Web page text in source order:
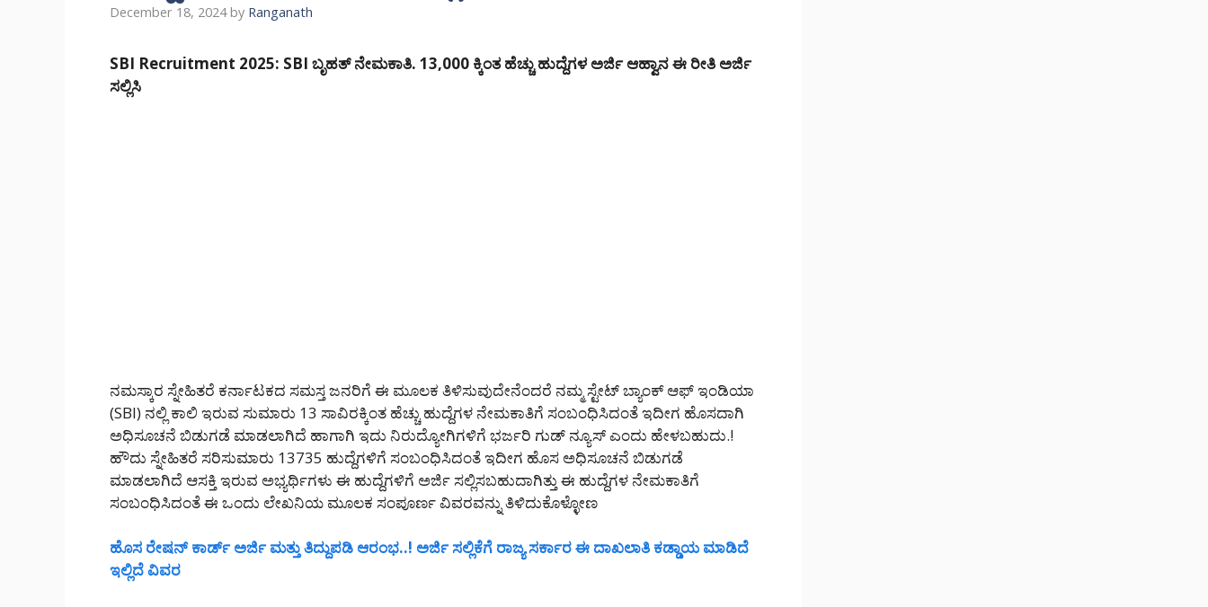
December 18, 2024 by Ranganath
SBI Recruitment 2025: SBI ಬೃಹತ್ ನೇಮಕಾತಿ. 13,000 ಕ್ಕಿಂತ ಹೆಚ್ಚು ಹುದ್ದೆಗಳ ಅರ್ಜಿ ಆಹ್ವಾನ ಈ ರೀತಿ ಅರ್ಜಿ
ಸಲ್ಲಿಸಿ
ನಮಸ್ಕಾರ ಸ್ನೇಹಿತರೆ ಕರ್ನಾಟಕದ ಸಮಸ್ತ ಜನರಿಗೆ ಈ ಮೂಲಕ ತಿಳಿಸುವುದೇನೆಂದರೆ ನಮ್ಮ ಸ್ಟೇಟ್ ಬ್ಯಾಂಕ್ ಆಫ್ ಇಂಡಿಯಾ
(SBI) ನಲ್ಲಿ ಕಾಲಿ ಇರುವ ಸುಮಾರು 13 ಸಾವಿರಕ್ಕಿಂತ ಹೆಚ್ಚು ಹುದ್ದೆಗಳ ನೇಮಕಾತಿಗೆ ಸಂಬಂಧಿಸಿದಂತೆ ಇದೀಗ ಹೊಸದಾಗಿ
ಅಧಿಸೂಚನೆ ಬಿಡುಗಡೆ ಮಾಡಲಾಗಿದೆ ಹಾಗಾಗಿ ಇದು ನಿರುದ್ಯೋಗಿಗಳಿಗೆ ಭರ್ಜರಿ ಗುಡ್ ನ್ಯೂಸ್ ಎಂದು ಹೇಳಬಹುದು.!
ಹೌದು ಸ್ನೇಹಿತರೆ ಸರಿಸುಮಾರು 13735 ಹುದ್ದೆಗಳಿಗೆ ಸಂಬಂಧಿಸಿದಂತೆ ಇದೀಗ ಹೊಸ ಅಧಿಸೂಚನೆ ಬಿಡುಗಡೆ
ಮಾಡಲಾಗಿದೆ ಆಸಕ್ತಿ ಇರುವ ಅಭ್ಯರ್ಥಿಗಳು ಈ ಹುದ್ದೆಗಳಿಗೆ ಅರ್ಜಿ ಸಲ್ಲಿಸಬಹುದಾಗಿತ್ತು ಈ ಹುದ್ದೆಗಳ ನೇಮಕಾತಿಗೆ
ಸಂಬಂಧಿಸಿದಂತೆ ಈ ಒಂದು ಲೇಖನಿಯ ಮೂಲಕ ಸಂಪೂರ್ಣ ವಿವರವನ್ನು ತಿಳಿದುಕೊಳ್ಳೋಣ
ಹೊಸ ರೇಷನ್ ಕಾರ್ಡ್ ಅರ್ಜಿ ಮತ್ತು ತಿದ್ದುಪಡಿ ಆರಂಭ..! ಅರ್ಜಿ ಸಲ್ಲಿಕೆಗೆ ರಾಜ್ಯ ಸರ್ಕಾರ ಈ ದಾಖಲಾತಿ ಕಡ್ಡಾಯ ಮಾಡಿದೆ
ಇಲ್ಲಿದೆ ವಿವರ